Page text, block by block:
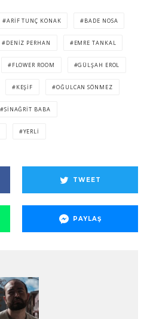
ARIF TUNÇ KONAK BADE NOSA
DENIZ PERHAN EMRE TANKAL
FLOWER ROOM GÜLŞAH EROL
KEŞIF OĞULCAN SÖNMEZ
SINAĞRIT BABA
YERLI
TWEET
PAYLAŞ